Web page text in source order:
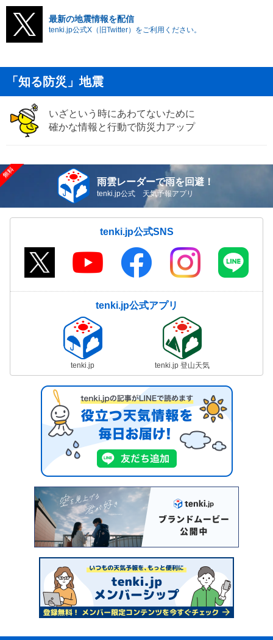
最新の地震情報を配信
tenki.jp公式X（旧Twitter）をご利用ください。
「知る防災」地震
いざという時にあわてないために
確かな情報と行動で防災力アップ
雨雲レーダーで雨を回避！
tenki.jp公式 天気予報アプリ
tenki.jp公式SNS
tenki.jp公式アプリ
tenki.jp tenki.jp 登山天気